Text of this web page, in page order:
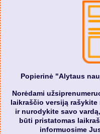
Popierinė "Alytaus
Norėdami
laikraščio versiją rašykite
ir nurodykite savo
būti pristatomas
informuosime